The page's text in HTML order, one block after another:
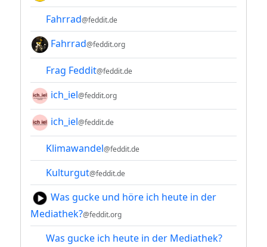
Fahrrad@feddit.de
Fahrrad@feddit.org
Frag Feddit@feddit.de
ich_iel@feddit.org
ich_iel@feddit.de
Klimawandel@feddit.de
Kulturgut@feddit.de
Was gucke und höre ich heute in der
Mediathek?@feddit.org
Was gucke ich heute in der Mediathek?